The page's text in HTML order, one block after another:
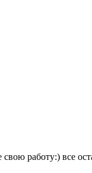
работу:) все